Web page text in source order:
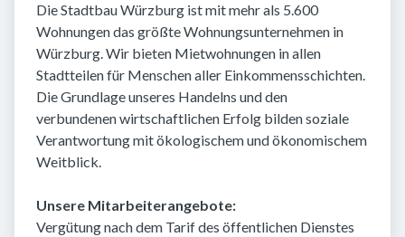
Die Stadtbau Würzburg ist mit mehr als 5.600
Wohnungen das größte Wohnungsunternehmen in
Würzburg. Wir bieten Mietwohnungen in allen
Stadtteilen für Menschen aller Einkommensschichten.
Die Grundlage unseres Handelns und den
verbundenen wirtschaftlichen Erfolg bilden soziale
Verantwortung mit ökologischem und ökonomischem
Weitblick.
Unsere Mitarbeiterangebote:
Vergütung nach dem Tarif des öffentlichen Dienstes